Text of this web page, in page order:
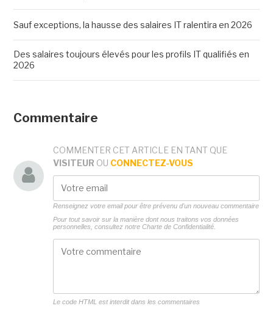
Sauf exceptions, la hausse des salaires IT ralentira en 2026
Des salaires toujours élevés pour les profils IT qualifiés en
2026
Commentaire
COMMENTER CET ARTICLE EN TANT QUE
VISITEUR OU CONNECTEZ-VOUS
Renseignez votre email pour être prévenu d'un nouveau commentaire
Pour tout savoir sur la manière dont nous traitons vos données
personnelles, consultez notre Charte de Confidentialité.
Le code HTML est interdit dans les commentaires